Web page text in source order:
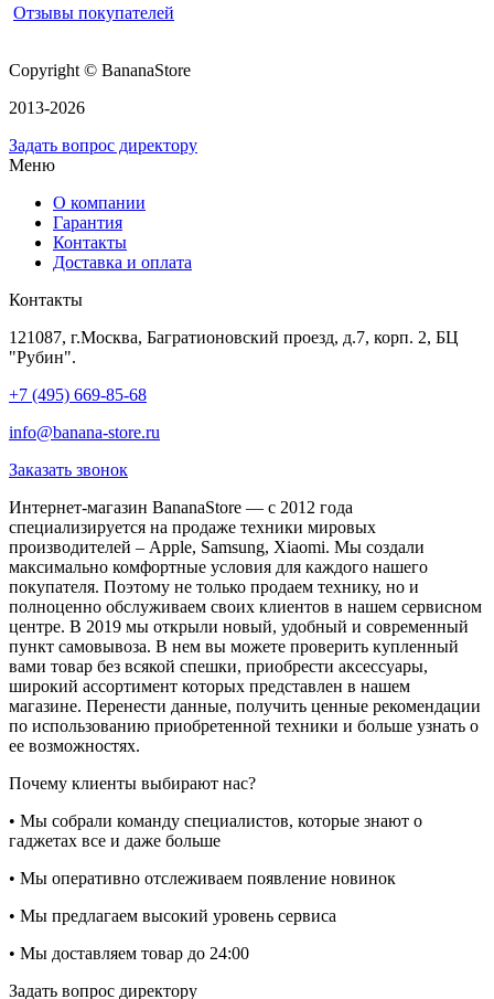
Отзывы покупателей
Copyright © BananaStore
2013-2026
Задать вопрос директору
Меню
О компании
Гарантия
Контакты
Доставка и оплата
Контакты
121087, г.Москва, Багратионовский проезд, д.7, корп. 2, БЦ
"Рубин".
+7 (495) 669-85-68
info@banana-store.ru
Заказать звонок
Интернет-магазин BananaStore — с 2012 года
специализируется на продаже техники мировых
производителей – Apple, Samsung, Xiaomi. Мы создали
максимально комфортные условия для каждого нашего
покупателя. Поэтому не только продаем технику, но и
полноценно обслуживаем своих клиентов в нашем сервисном
центре. В 2019 мы открыли новый, удобный и современный
пункт самовывоза. В нем вы можете проверить купленный
вами товар без всякой спешки, приобрести аксессуары,
широкий ассортимент которых представлен в нашем
магазине. Перенести данные, получить ценные рекомендации
по использованию приобретенной техники и больше узнать о
ее возможностях.
Почему клиенты выбирают нас?
• Мы собрали команду специалистов, которые знают о
гаджетах все и даже больше
• Мы оперативно отслеживаем появление новинок
• Мы предлагаем высокий уровень сервиса
• Мы доставляем товар до 24:00
Задать вопрос директору